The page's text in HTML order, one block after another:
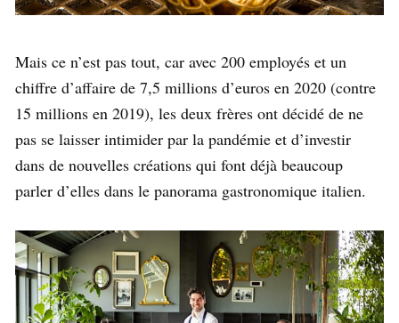
Mais ce n’est pas tout, car avec 200 employés et un
chiffre d’affaire de 7,5 millions d’euros en 2020 (contre
15 millions en 2019), les deux frères ont décidé de ne
pas se laisser intimider par la pandémie et d’investir
dans de nouvelles créations qui font déjà beaucoup
parler d’elles dans le panorama gastronomique italien.